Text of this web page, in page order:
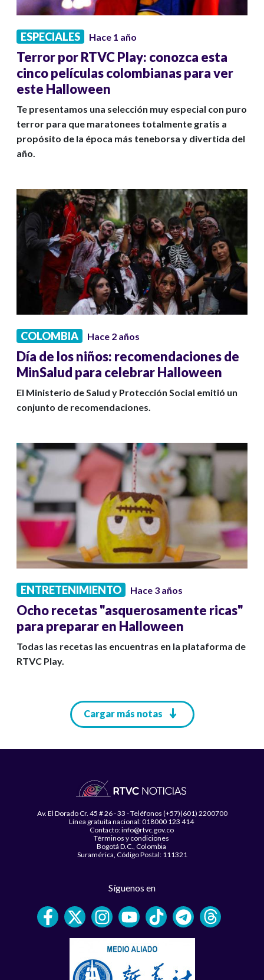
ESPECIALES Hace 1 año
Terror por RTVC Play: conozca esta
cinco películas colombianas para ver
este Halloween
Te presentamos una selección muy especial con puro
terror para que maratonees totalmente gratis a
propósito de la época más teneborsa y divertida del
año.
COLOMBIA Hace 2 años
Día de los niños: recomendaciones de
MinSalud para celebrar Halloween
El Ministerio de Salud y Protección Social emitió un
conjunto de recomendaciones.
ENTRETENIMIENTO Hace 3 años
Ocho recetas "asquerosamente ricas"
para preparar en Halloween
Todas las recetas las encuentras en la plataforma de
RTVC Play.
Cargar más notas
Av. El Dorado Cr. 45 # 26 - 33 - Teléfonos (+57)(601) 2200700
Línea gratuita nacional: 018000 123 414
Contacto: info@rtvc.gov.co
Términos y condiciones
Bogotá D.C., Colombia
Suramérica, Código Postal: 111321
Síguenos en